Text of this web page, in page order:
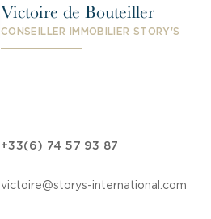
Victoire de Bouteiller
CONSEILLER IMMOBILIER STORY'S
+33(6) 74 57 93 87
victoire@storys-international.com